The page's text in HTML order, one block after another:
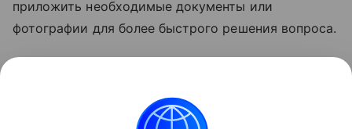
приложить необходимые документы или
фотографии для более быстрого решения вопроса.